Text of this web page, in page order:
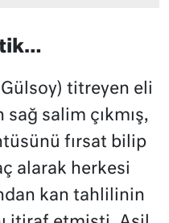
titreyen eli
salim çıkmış,
fırsat bilip
alarak herkesi
kan tahlilinin